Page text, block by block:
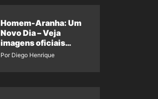
Homem-Aranha: Um
Novo Dia – Veja
imagens oficiais
descartadas do Hulk
Por Diego Henrique